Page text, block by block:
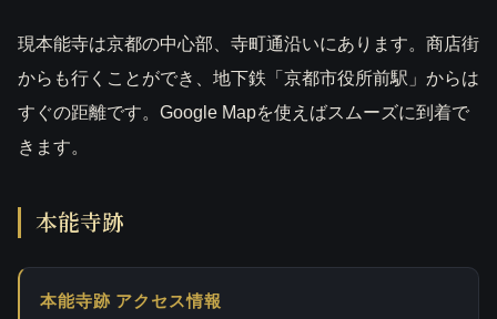
現本能寺は京都の中心部、寺町通沿いにあります。商店街
からも行くことができ、地下鉄「京都市役所前駅」からは
すぐの距離です。Google Mapを使えばスムーズに到着で
きます。
本能寺跡
本能寺跡 アクセス情報